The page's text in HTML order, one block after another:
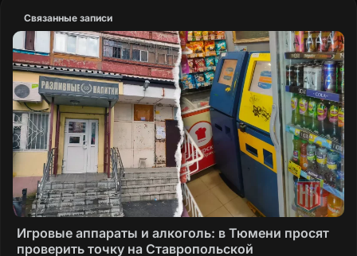
Связанные записи
Игровые аппараты и алкоголь: в Тюмени просят
проверить точку на Ставропольской